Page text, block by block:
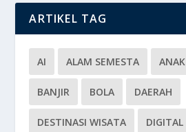
ARTIKEL TAG
AI ALAM SEMESTA ANAK
BANJIR BOLA DAERAH
DESTINASI WISATA DIGITAL